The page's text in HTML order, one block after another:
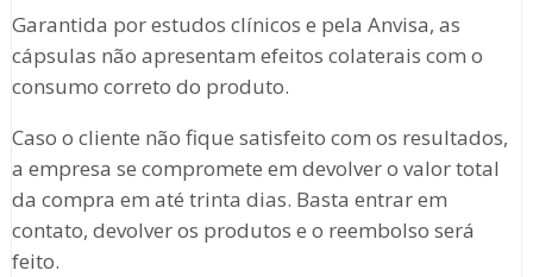
Garantida por estudos clínicos e pela Anvisa, as
cápsulas não apresentam efeitos colaterais com o
consumo correto do produto.
Caso o cliente não fique satisfeito com os resultados,
a empresa se compromete em devolver o valor total
da compra em até trinta dias. Basta entrar em
contato, devolver os produtos e o reembolso será
feito.